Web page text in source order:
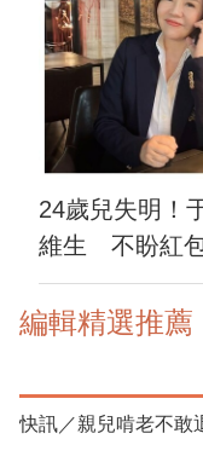
24歲兒失明！
維生 不盼紅包
編輯精選推薦
快訊／親兒啃老不敢